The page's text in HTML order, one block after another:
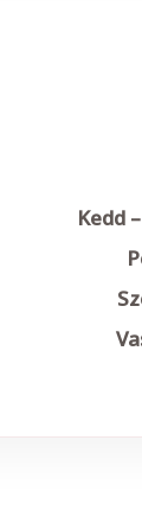
Kedd